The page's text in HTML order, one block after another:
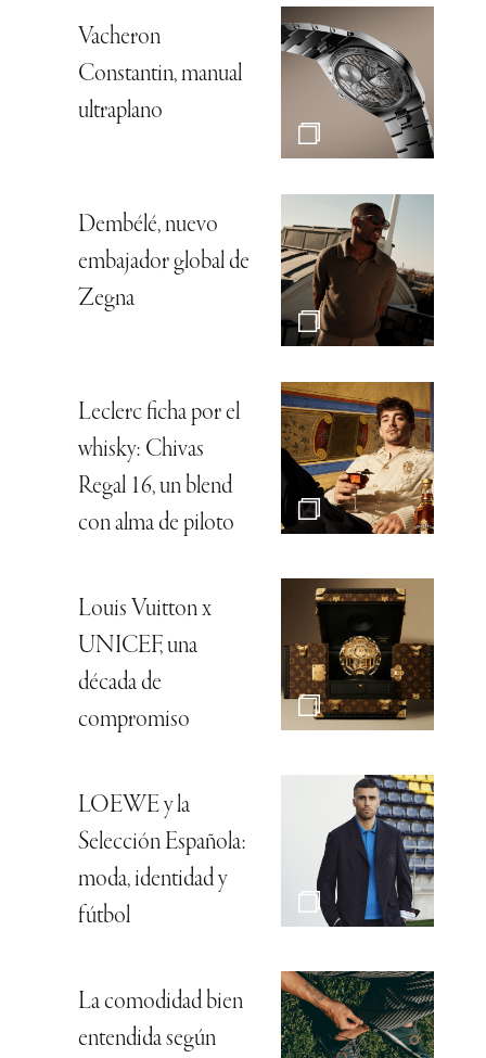
Vacheron
Constantin, manual
ultraplano
Dembélé, nuevo
embajador global de
Zegna
Leclerc ficha por el
whisky: Chivas
Regal 16, un blend
con alma de piloto
Louis Vuitton x
UNICEF, una
década de
compromiso
LOEWE y la
Selección Española:
moda, identidad y
fútbol
La comodidad bien
entendida según